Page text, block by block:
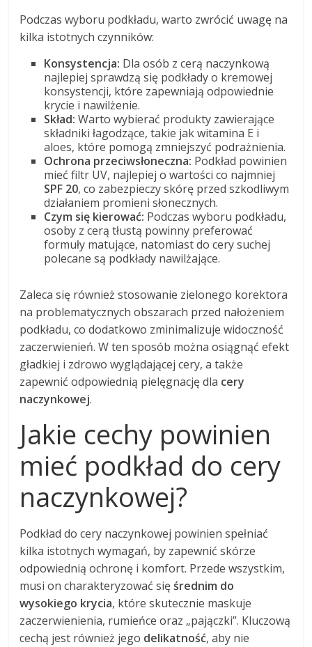
Podczas wyboru podkładu, warto zwrócić uwagę na
kilka istotnych czynników:
Konsystencja: Dla osób z cerą naczynkową
najlepiej sprawdzą się podkłady o kremowej
konsystencji, które zapewniają odpowiednie
krycie i nawilżenie.
Skład: Warto wybierać produkty zawierające
składniki łagodzące, takie jak witamina E i
aloes, które pomogą zmniejszyć podrażnienia.
Ochrona przeciwsłoneczna: Podkład powinien
mieć filtr UV, najlepiej o wartości co najmniej
SPF 20, co zabezpieczy skórę przed szkodliwym
działaniem promieni słonecznych.
Czym się kierować: Podczas wyboru podkładu,
osoby z cerą tłustą powinny preferować
formuły matujące, natomiast do cery suchej
polecane są podkłady nawilżające.
Zaleca się również stosowanie zielonego korektora
na problematycznych obszarach przed nałożeniem
podkładu, co dodatkowo zminimalizuje widoczność
zaczerwienień. W ten sposób można osiągnąć efekt
gładkiej i zdrowo wyglądającej cery, a także
zapewnić odpowiednią pielęgnację dla cery
naczynkowej.
Jakie cechy powinien
mieć podkład do cery
naczynkowej?
Podkład do cery naczynkowej powinien spełniać
kilka istotnych wymagań, by zapewnić skórze
odpowiednią ochronę i komfort. Przede wszystkim,
musi on charakteryzować sięśrednim do
wysokiego krycia, które skutecznie maskuje
zaczerwienienia, rumieńce oraz „pajączki”. Kluczową
cechą jest również jego delikatność, aby nie